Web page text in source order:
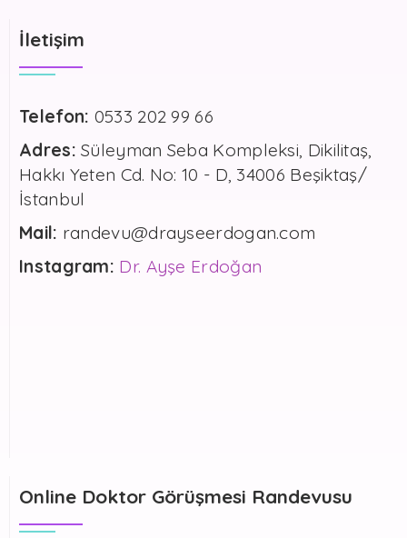
İletişim
Telefon: 0533 202 99 66
Adres: Süleyman Seba Kompleksi, Dikilitaş,
Hakkı Yeten Cd. No: 10 - D, 34006 Beşiktaş/
İstanbul
Mail: randevu@drayseerdogan.com
Instagram: Dr. Ayşe Erdoğan
Online Doktor Görüşmesi Randevusu